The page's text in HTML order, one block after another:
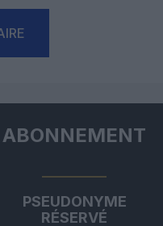
ABONNEMENT
PSEUDONYME
RÉSERVÉ